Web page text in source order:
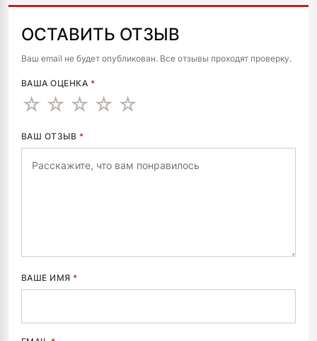
ОСТАВИТЬ ОТЗЫВ
Ваш email не будет опубликован. Все отзывы проходят проверку.
ВАША ОЦЕНКА *
ВАШ ОТЗЫВ *
ВАШЕ ИМЯ *
ALTERNATIVE: